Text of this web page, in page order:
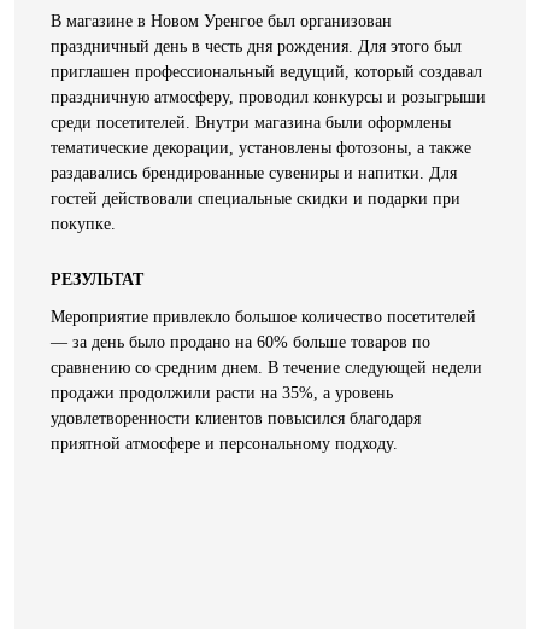
В магазине в Новом Уренгое был организован
праздничный день в честь дня рождения. Для этого был
приглашен профессиональный ведущий, который создавал
праздничную атмосферу, проводил конкурсы и розыгрыши
среди посетителей. Внутри магазина были оформлены
тематические декорации, установлены фотозоны, а также
раздавались брендированные сувениры и напитки. Для
гостей действовали специальные скидки и подарки при
покупке.
РЕЗУЛЬТАТ
Мероприятие привлекло большое количество посетителей
— за день было продано на 60% больше товаров по
сравнению со средним днем. В течение следующей недели
продажи продолжили расти на 35%, а уровень
удовлетворенности клиентов повысился благодаря
приятной атмосфере и персональному подходу.